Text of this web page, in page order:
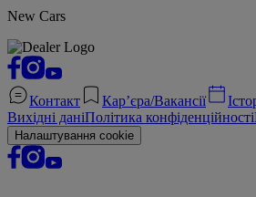
New Cars
Контакт Кар’єра/Вакансії
Вихідні даніПолітика конфіденційності
Налаштування cookie